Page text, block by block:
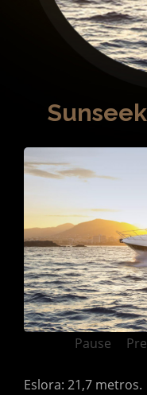
Servicios especiales
Qué ofrecemos
Contacto
Pause
Eslora: 21,7 metros.